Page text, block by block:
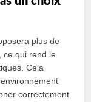
plus de
ce qui rend le
Cela
environnement
correctement.